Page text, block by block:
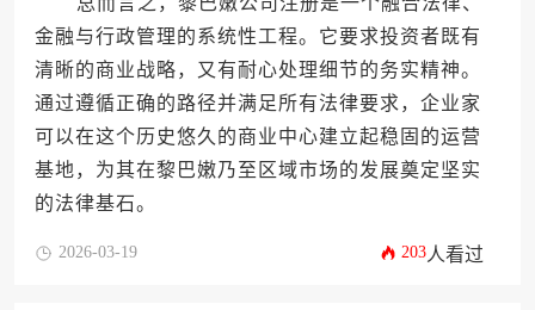
金融与行政管理的系统性工程。它要求投资者既有
清晰的商业战略，又有耐心处理细节的务实精神。
通过遵循正确的路径并满足所有法律要求，企业家
可以在这个历史悠久的商业中心建立起稳固的运营
基地，为其在黎巴嫩乃至区域市场的发展奠定坚实
的法律基石。
2026-03-19 203人看过